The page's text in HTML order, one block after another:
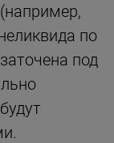
по
под